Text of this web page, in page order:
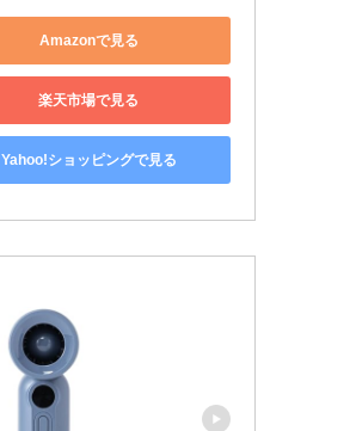
Amazonで見る
楽天市場で見る
Yahoo!ショッピングで見る